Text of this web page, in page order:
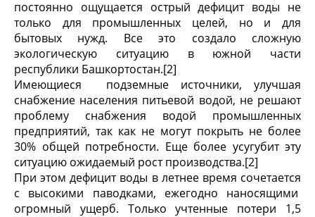
постоянно ощущается острый дефицит воды не
только для промышленных целей, но и для
бытовых нужд. Все это создало сложную
экологическую ситуацию в южной части
республики Башкортостан.[2]
Имеющиеся подземные источники, улучшая
снабжение населения питьевой водой, не решают
проблему снабжения водой промышленных
предприятий, так как не могут покрыть не более
30% общей потребности. Еще более усугубит эту
ситуацию ожидаемый рост производства.[2]
При этом дефицит воды в летнее время сочетается
с высокими паводками, ежегодно наносящими
огромный ущерб. Только учтенные потери 1,5